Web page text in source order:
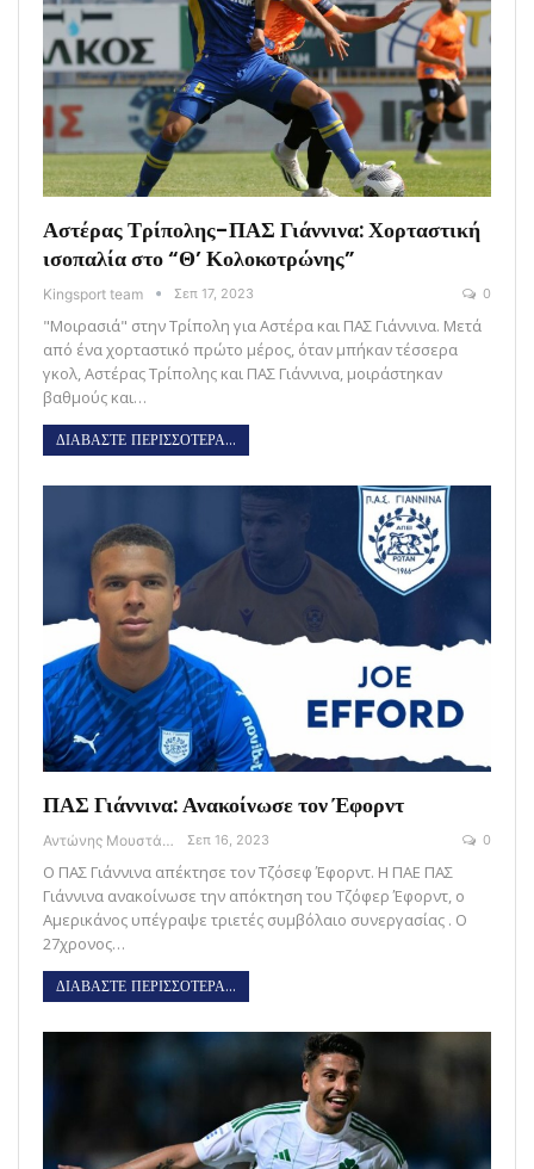
Αστέρας Τρίπολης-ΠΑΣ Γιάννινα: Χορταστική
ισοπαλία στο “Θ’ Κολοκοτρώνης”
Kingsport team Σεπ 17, 2023 0
"Μοιρασιά" στην Τρίπολη για Αστέρα και ΠΑΣ Γιάννινα. Μετά
από ένα χορταστικό πρώτο μέρος, όταν μπήκαν τέσσερα
γκολ, Αστέρας Τρίπολης και ΠΑΣ Γιάννινα, μοιράστηκαν
βαθμούς και…
ΔΙΑΒΑΣΤΕ ΠΕΡΙΣΣΟΤΕΡΑ...
ΠΑΣ Γιάννινα: Ανακοίνωσε τον Έφορντ
Αντώνης Μουστάκας Σεπ 16, 2023 0
Ο ΠΑΣ Γιάννινα απέκτησε τον Τζόσεφ Έφορντ. Η ΠΑΕ ΠΑΣ
Γιάννινα ανακοίνωσε την απόκτηση του Τζόφερ Έφορντ, ο
Αμερικάνος υπέγραψε τριετές συμβόλαιο συνεργασίας . Ο
27χρονος…
ΔΙΑΒΑΣΤΕ ΠΕΡΙΣΣΟΤΕΡΑ...